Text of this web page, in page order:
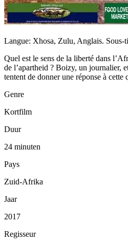
Langue: Xhosa, Zulu, Anglais. Sous-
Quel est le sens de la liberté dans
de l’apartheid ? Boizy, un journalier,
tentent de donner une réponse à cette
Genre
Kortfilm
Duur
24 minuten
Pays
Zuid-Afrika
Jaar
2017
Regisseur